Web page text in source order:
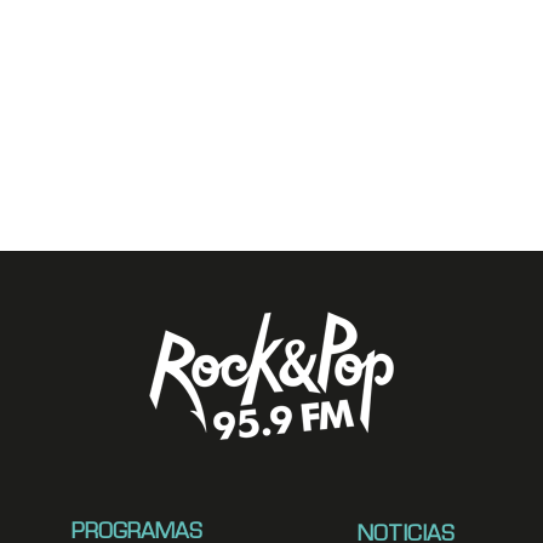
PROGRAMAS
NOTICIAS